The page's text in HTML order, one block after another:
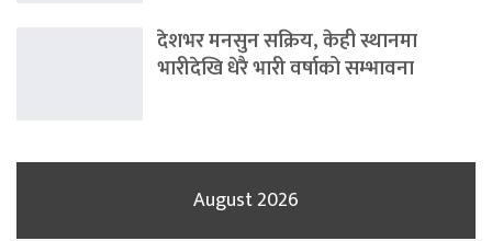
देशभर मनसुन सक्रिय, केही स्थानमा
भारीदेखि धेरै भारी वर्षाको सम्भावना
August 2026